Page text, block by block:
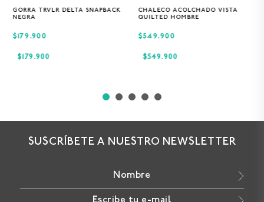
GORRA TRVLR DELTA SNAPBACK
NEGRA
Única
$179.900
$ 179.900
CHALECO ACOLCHADO VISTA
QUILTED HOMBRE
S M XL
$549.900
$549.900
SUSCRÍBETE A NUESTRO NEWSLETTER